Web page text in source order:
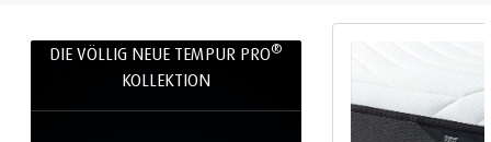
DIE VÖLLIG NEUE TEMPUR PRO®
KOLLEKTION